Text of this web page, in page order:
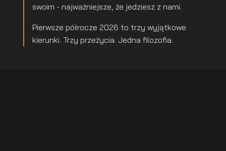
swoim - najważniejsze, że jedziesz z nami.
Pierwsze półrocze 2026 to trzy wyjątkowe
kierunki. Trzy przeżycia. Jedna filozofia.